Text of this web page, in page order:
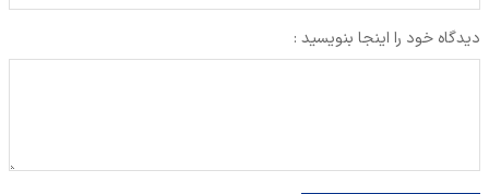
دیدگاه خود را اینجا بنویسید :